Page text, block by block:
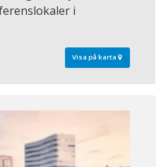
i
Visa på karta